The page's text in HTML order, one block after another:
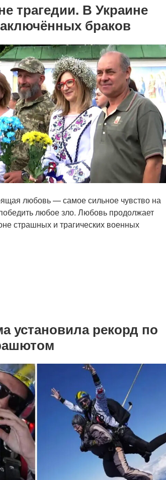
трагедии. В Украине
браков
любовь — самое сильное чувство на
любое зло. Любовь продолжает
страшных и трагических военных
установила рекорд по